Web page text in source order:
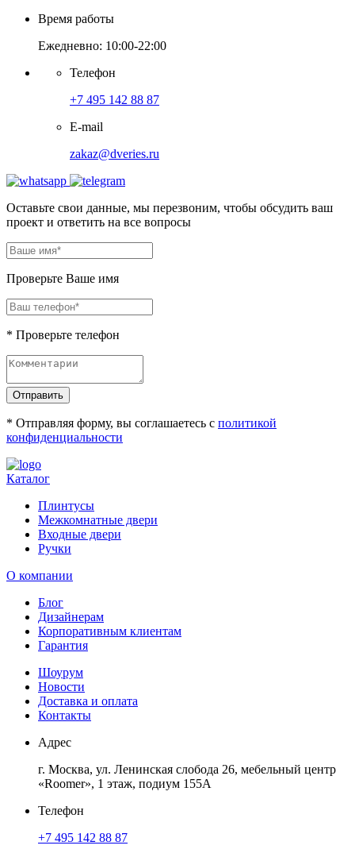
Время работы
Ежедневно: 10:00-22:00
Телефон
+7 495 142 88 87
E-mail
zakaz@dveries.ru
Оставьте свои данные, мы перезвоним, чтобы обсудить ваш
проект и ответить на все вопросы
Проверьте Ваше имя
* Проверьте телефон
Отправить
* Отправляя форму, вы соглашаетесь с политикой
конфиденциальности
Каталог
Плинтусы
Межкомнатные двери
Входные двери
Ручки
О компании
Блог
Дизайнерам
Корпоративным клиентам
Гарантия
Шоурум
Новости
Доставка и оплата
Контакты
Адрес
г. Москва, ул. Ленинская слобода 26, мебельный центр
«Roomer», 1 этаж, подиум 155А
Телефон
+7 495 142 88 87